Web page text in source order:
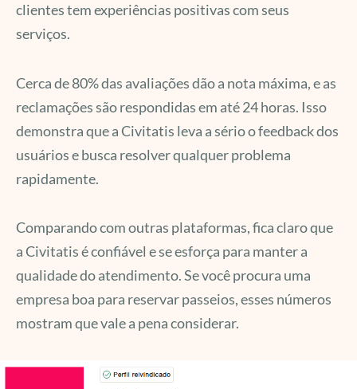
clientes tem experiências positivas com seus
serviços.
Cerca de 80% das avaliações dão a nota máxima, e as
reclamações são respondidas em até 24 horas. Isso
demonstra que a Civitatis leva a sério o feedback dos
usuários e busca resolver qualquer problema
rapidamente.
Comparando com outras plataformas, fica claro que
a Civitatis é confiável e se esforça para manter a
qualidade do atendimento. Se você procura uma
empresa boa para reservar passeios, esses números
mostram que vale a pena considerar.